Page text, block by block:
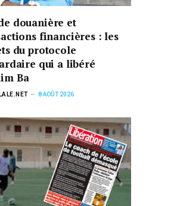
douanière et
financières : les
du protocole
qui a libéré
Ba
8 AOÛT 2026